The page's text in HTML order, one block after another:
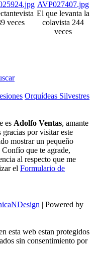
vista
veces
El que levanta la
colavista 244
veces
Orquídeas Silvestres
es Adolfo Ventas, amante
por visitar este
mostrar un pequeño
que te agrade,
al respecto que me
el Formulario de
| Powered by
esta web estan protegidos
sin consentimiento por